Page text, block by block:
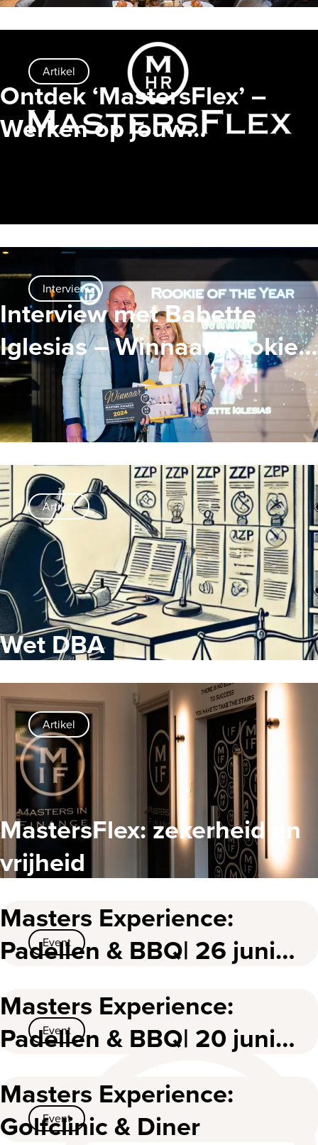
Artikel
Ontdek ‘MastersFlex’ –
Werken op jouw
Interview
Interview met Babette
Iglesias – Winnaar Rookie
of the Year
Artikel
Wet DBA
Artikel
MastersFlex: zekerheid en
vrijheid
Event
Masters Experience:
Padellen & BBQ| 26 juni
Event
Masters Experience:
Padellen & BBQ| 20 juni
Event
Masters Experience:
Golfclinic & Diner